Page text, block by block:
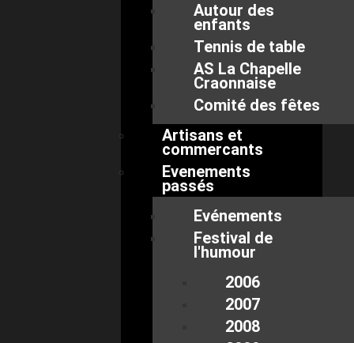
Autour des
enfants
Tennis de table
AS La Chapelle
Craonnaise
Comité des fêtes
Artisans et
commercants
Evenements
passés
Evénements
Festival de
l'humour
2006
2007
2008